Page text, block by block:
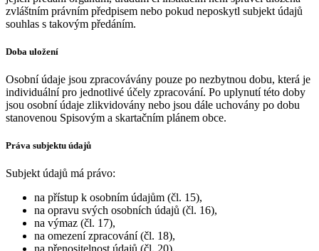
zvláštním právním předpisem nebo pokud neposkytl subjekt údajů
souhlas s takovým předáním.
Doba uložení
Osobní údaje jsou zpracovávány pouze po nezbytnou dobu, která je
individuální pro jednotlivé účely zpracování. Po uplynutí této doby
jsou osobní údaje zlikvidovány nebo jsou dále uchovány po dobu
stanovenou Spisovým a skartačním plánem obce.
Práva subjektu údajů
Subjekt údajů má právo:
na přístup k osobním údajům (čl. 15),
na opravu svých osobních údajů (čl. 16),
na výmaz (čl. 17),
na omezení zpracování (čl. 18),